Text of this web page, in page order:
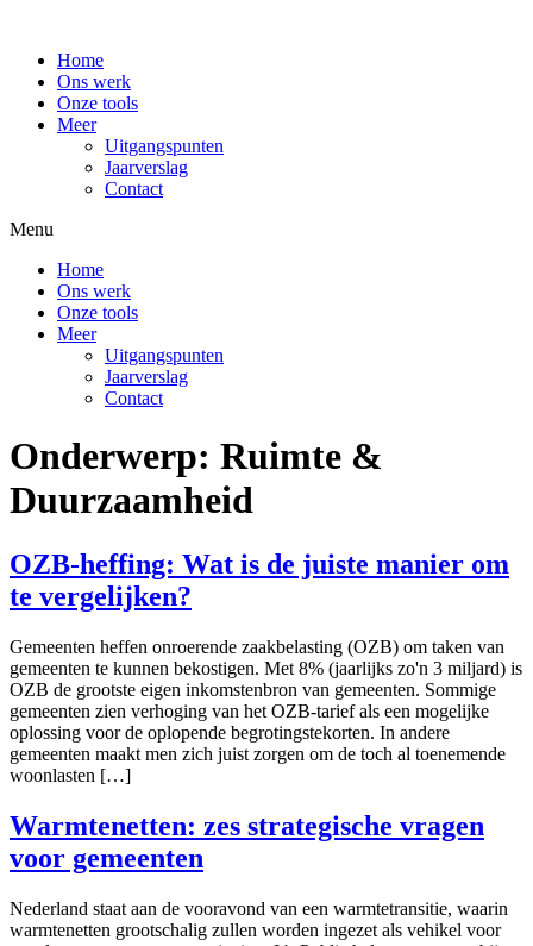
Home
Ons werk
Onze tools
Meer
Uitgangspunten
Jaarverslag
Contact
Menu
Home
Ons werk
Onze tools
Meer
Uitgangspunten
Jaarverslag
Contact
Onderwerp: Ruimte &
Duurzaamheid
OZB-heffing: Wat is de juiste manier om
te vergelijken?
Gemeenten heffen onroerende zaakbelasting (OZB) om taken van
gemeenten te kunnen bekostigen. Met 8% (jaarlijks zo'n 3 miljard) is
OZB de grootste eigen inkomstenbron van gemeenten. Sommige
gemeenten zien verhoging van het OZB-tarief als een mogelijke
oplossing voor de oplopende begrotingstekorten. In andere
gemeenten maakt men zich juist zorgen om de toch al toenemende
woonlasten […]
Warmtenetten: zes strategische vragen
voor gemeenten
Nederland staat aan de vooravond van een warmtetransitie, waarin
warmtenetten grootschalig zullen worden ingezet als vehikel voor